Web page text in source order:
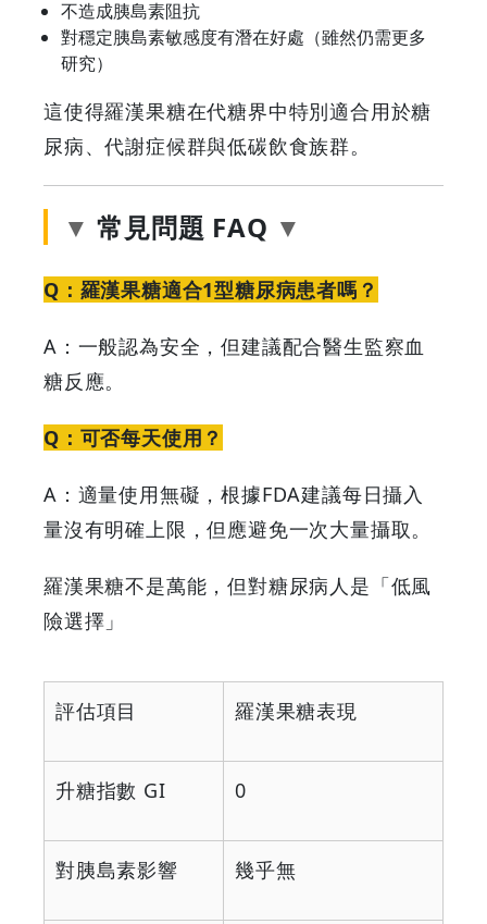
不造成胰島素阻抗
對穩定胰島素敏感度有潛在好處（雖然仍需更多
研究）
這使得羅漢果糖在代糖界中特別適合用於糖
尿病、代謝症候群與低碳飲食族群。
常見問題 FAQ
Q：羅漢果糖適合1型糖尿病患者嗎？
A：一般認為安全，但建議配合醫生監察血
糖反應。
Q：可否每天使用？
A：適量使用無礙，根據FDA建議每日攝入
量沒有明確上限，但應避免一次大量攝取。
羅漢果糖不是萬能，但對糖尿病人是「低風
險選擇」
評估項目 羅漢果糖表現
升糖指數 GI 0
對胰島素影響 幾乎無